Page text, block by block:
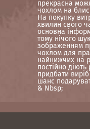
прекрасна
чохлом на
На покупку
хвилин свого
основна
тому нічого
зображенням
чохлом для
найнижчих на
постійно діють
придбати
шанс
& Nbsp;